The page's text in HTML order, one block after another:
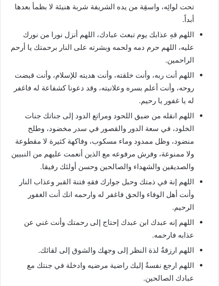
تحت لوائِه، واسقِة من يده الشريفة شربة هنيئة لا بظمأ بعدها
أبداً.
اللهم قهِ عذابك يوم تبعث عبادك، اللهم أنزل نورا من نورك
عليه، اللهم حرم دمه ولحمه وبشرته على النار برحمتك يا أرحم
الراحمين.
اللهم أنت ربه، وأنت خلقته، وأنت هديته للإسلام، وأنت قبضت
روحه، وأنت أعلم بسره وعلانيته، وقد دعونا كشفاعة له فاغفر
له يا غفور يا رحيم.
اللهم انقله من ضيق اللحود ومراتع الدود إلى جناتك جنات
الخلود، في سعة الدور والقصور في سدر مخضود، وطلح
منضود، وظل ممدود وماء مسكوب، وفاكهة كثيرة لا مقطوعة
ولا ممنوعة، وفرش مرفوعه مع الذين أنعمت عليهم من النبيين
والصديقين والشهداء والصالحين وحسن أولئك رفيقا.
اللهم إنة في ذمتك وحبل جوارك فقهِ فتنة القبر وعذاب النار
وأنت أهل الوفاء والحق فاغفر له وارحمه انك أنت الغفور
الرحيم.
اللهم إنه عبدك ابن عبدك إحتاج إلى رحمتك وأنت غني عن
عذابه فارحمه.
اللهم ارزقةُ لذة النظر إلى وجهك والشوق إلى لقائك.
اللهم ارجع نفسةُ إليك راضية مرضيه وادخلة في جنتك مع
عبادك الصالحين.